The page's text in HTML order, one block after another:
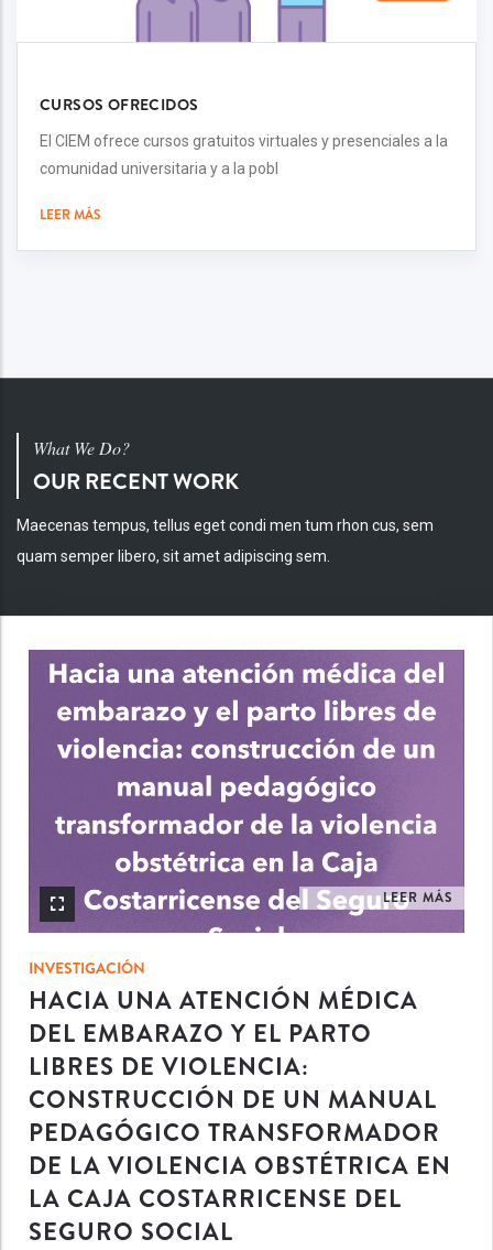
CURSOS OFRECIDOS
El CIEM ofrece cursos gratuitos virtuales y presenciales a la
comunidad universitaria y a la pobl
LEER MÁS
What We Do?
OUR RECENT WORK
Maecenas tempus, tellus eget condi men tum rhon cus, sem
quam semper libero, sit amet adipiscing sem.
LEER MÁS
INVESTIGACIÓN
HACIA UNA ATENCIÓN MÉDICA
DEL EMBARAZO Y EL PARTO
LIBRES DE VIOLENCIA:
CONSTRUCCIÓN DE UN MANUAL
PEDAGÓGICO TRANSFORMADOR
DE LA VIOLENCIA OBSTÉTRICA EN
LA CAJA COSTARRICENSE DEL
SEGURO SOCIAL